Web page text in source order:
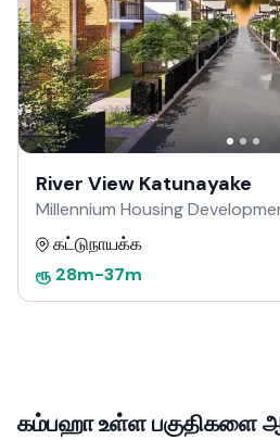
River View Katunayake
Millennium Housing
கட்டுநாயக்க
ரூ 28m-37m
கம்பஹா உள்ள பகுதிகளை